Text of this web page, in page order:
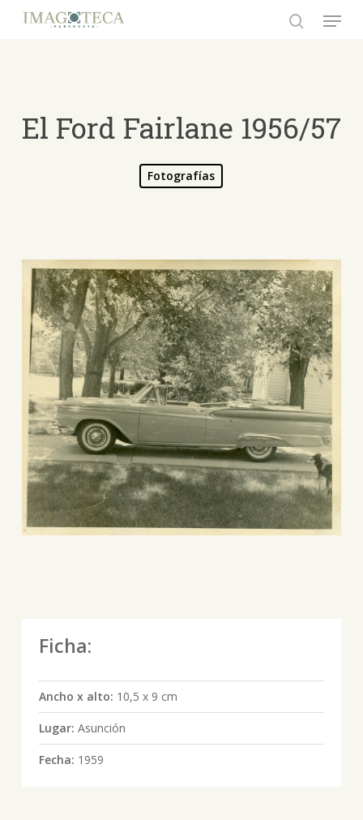
Menu
El Ford Fairlane 1956/57
Fotografías
Ficha:
Ancho x alto: 10,5 x 9 cm
Lugar: Asunción
Fecha: 1959